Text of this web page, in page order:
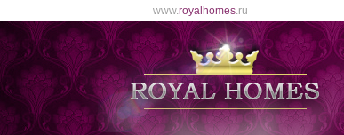
www.royalhomes.ru